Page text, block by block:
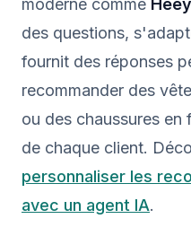
moderne comme
des questions,
fournit des réponses
recommander des
ou des chaussures
de chaque client.
personnaliser les
avec un agent IA.